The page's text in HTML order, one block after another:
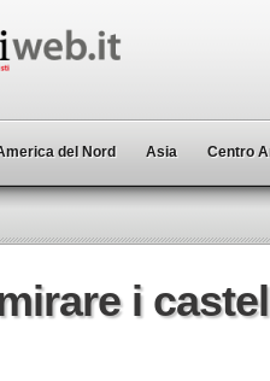
del Nord Asia Centro
i